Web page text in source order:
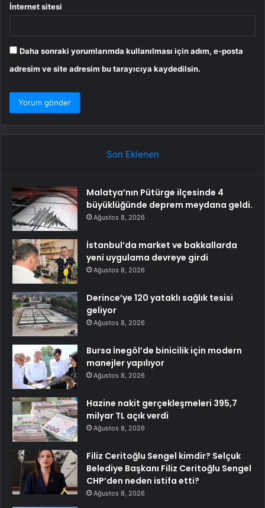
İnternet sitesi
Daha sonraki yorumlarımda kullanılması için adım, e-posta
adresim ve site adresim bu tarayıcıya kaydedilsin.
Son Eklenen
Malatya’nın Pütürge ilçesinde 4
büyüklüğünde deprem meydana geldi.
Ağustos 8, 2026
İstanbul’da market ve bakkallarda
yeni uygulama devreye girdi
Ağustos 8, 2026
Derince’ye 120 yataklı sağlık tesisi
geliyor
Ağustos 8, 2026
Bursa İnegöl’de binicilik için modern
manejler yapılıyor
Ağustos 8, 2026
Hazine nakit gerçekleşmeleri 395,7
milyar TL açık verdi
Ağustos 8, 2026
Filiz Ceritoğlu Sengel kimdir? Selçuk
Belediye Başkanı Filiz Ceritoğlu Sengel
CHP’den neden istifa etti?
Ağustos 8, 2026